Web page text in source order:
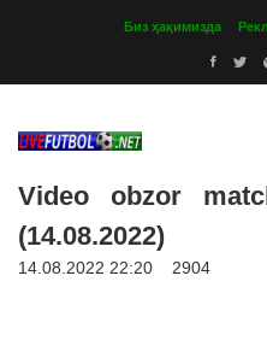
Биз ҳақимизда
Video obzor
(14.08.2022)
14.08.2022 22:20 2904